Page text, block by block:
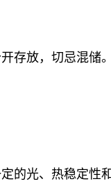
存放，切忌混储。
的光、热稳定